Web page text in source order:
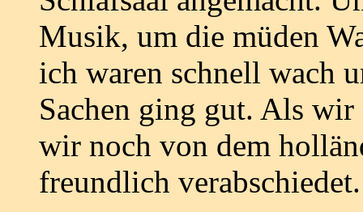
Musik, um die müden
ich waren schnell wach
Sachen ging gut. Als
wir noch von dem
freundlich verabschiedet.